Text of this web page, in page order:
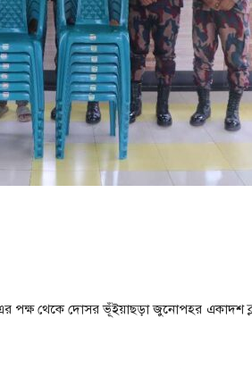
এর পক্ষ থেকে দোসর ভূঁইয়াছড়া জুনোপহর একাদশ